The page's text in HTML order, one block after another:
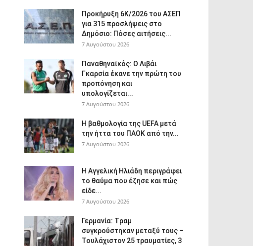
Προκήρυξη 6Κ/2026 του ΑΣΕΠ
για 315 προσλήψεις στο
Δημόσιο: Πόσες αιτήσεις...
7 Αυγούστου 2026
Παναθηναϊκός: Ο Λιβάι
Γκαρσία έκανε την πρώτη του
προπόνηση και
υπολογίζεται...
7 Αυγούστου 2026
Η βαθμολογία της UEFA μετά
την ήττα του ΠΑΟΚ από την...
7 Αυγούστου 2026
Η Αγγελική Ηλιάδη περιγράφει
το θαύμα που έζησε και πώς
είδε...
7 Αυγούστου 2026
Γερμανία: Tραμ
συγκρούστηκαν μεταξύ τους –
Τουλάχιστον 25 τραυματίες, 3